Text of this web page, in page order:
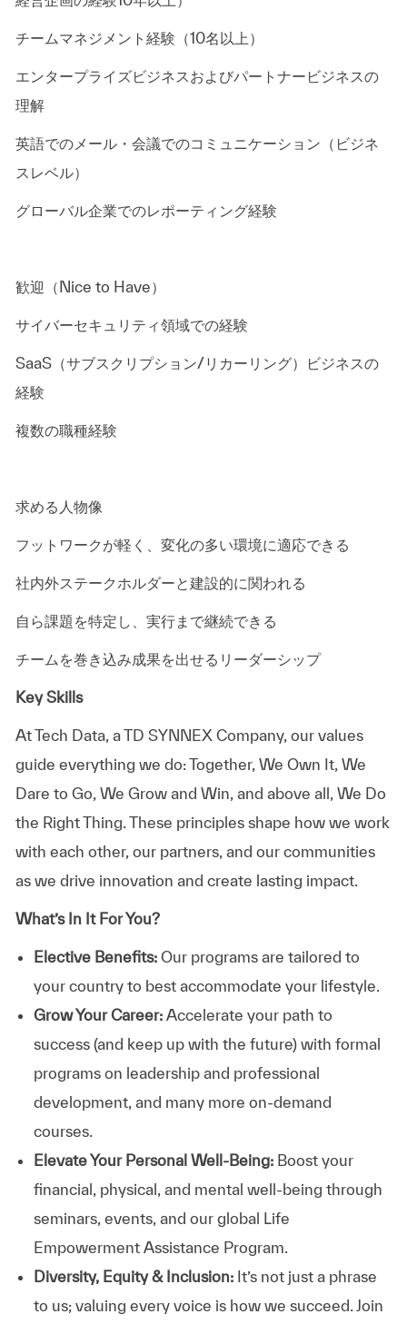
チームマネジメント経験（10名以上）
エンタープライズビジネスおよびパートナービジネスの
理解
英語でのメール・会議でのコミュニケーション（ビジネ
スレベル）
グローバル企業でのレポーティング経験
歓迎（Nice to Have）
サイバーセキュリティ領域での経験
SaaS（サブスクリプション/リカーリング）ビジネスの
経験
複数の職種経験
求める人物像
フットワークが軽く、変化の多い環境に適応できる
社内外ステークホルダーと建設的に関われる
自ら課題を特定し、実行まで継続できる
チームを巻き込み成果を出せるリーダーシップ
Key Skills
AtTech Data, a TD SYNNEX Company, our values
guide everything we do: Together, We Own It, We
Dare to Go, We Grow and Win, and above all, We Do
the Right Thing. These principles shape how we work
with each other, our partners, and our communities
as we drive innovation and create lasting impact.
What’s In It For You?
Elective Benefits:Our programs are tailored to
your country to best accommodate your lifestyle.
Grow Your Career: Accelerate your path to
success (and keep up with the future) with formal
programs on leadership and professional
development, and many more on-demand
courses.
Elevate Your Personal Well-Being:Boost your
financial, physical, and mental well-being through
seminars, events, and our global Life
Empowerment Assistance Program.
Diversity, Equity & Inclusion: It’s not just a phrase
to us; valuing every voice is how we succeed. Join